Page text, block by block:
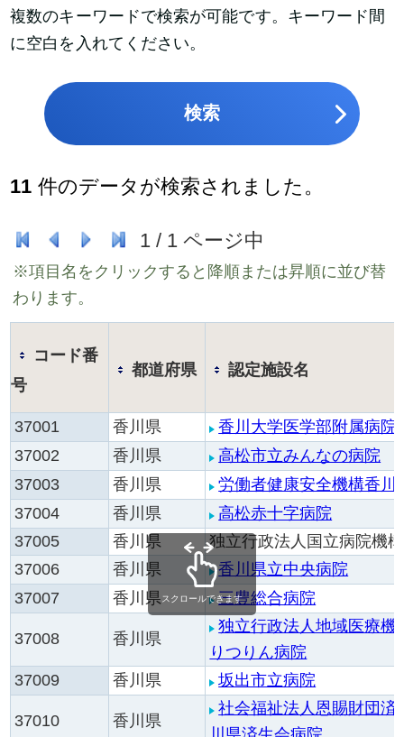
複数のキーワードで検索が可能です。キーワード間
に空白を入れてください。
検索
11 件のデータが検索されました。
1 / 1 ページ中
※項目名をクリックすると降順または昇順に並び替
わります。
コード番
号
都道府県 認定施設名
37001 香川県
香川大学医学部附属病院
37002
香川県
高松市立みんなの病院
37003
香川県
労働者健康安全機構香川
37004
香川県
高松赤十字病院
37005
香川県
独立行政法人国立病院機
37006
香川県
香川県立中央病院
37007
香川県 三豊総合病院
37008 香川県
独立行政法人地域医療機
りつりん病院
37009
香川県 坂出市立病院
37010 香川県
社会福祉法人恩賜財団済
スクロールできます